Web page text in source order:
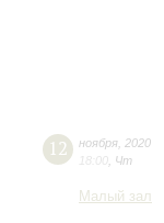
12 ноября 2020
18:00 Чт
Малый зал